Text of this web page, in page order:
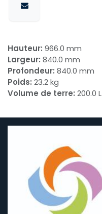
Hauteur: 966.0 mm
Largeur: 840.0 mm
Profondeur: 840.0 mm
Poids: 23.2 kg
Volume de terre: 200.0 L